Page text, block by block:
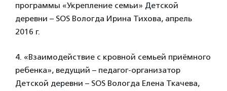
программы «Укрепление семьи» Детской
деревни – SOS Вологда Ирина Тихова, апрель
2016 г.
4. «Взаимодействие с кровной семьей приёмного
ребенка», ведущий – педагог-организатор
Детской деревни – SOS Вологда Елена Ткачева,